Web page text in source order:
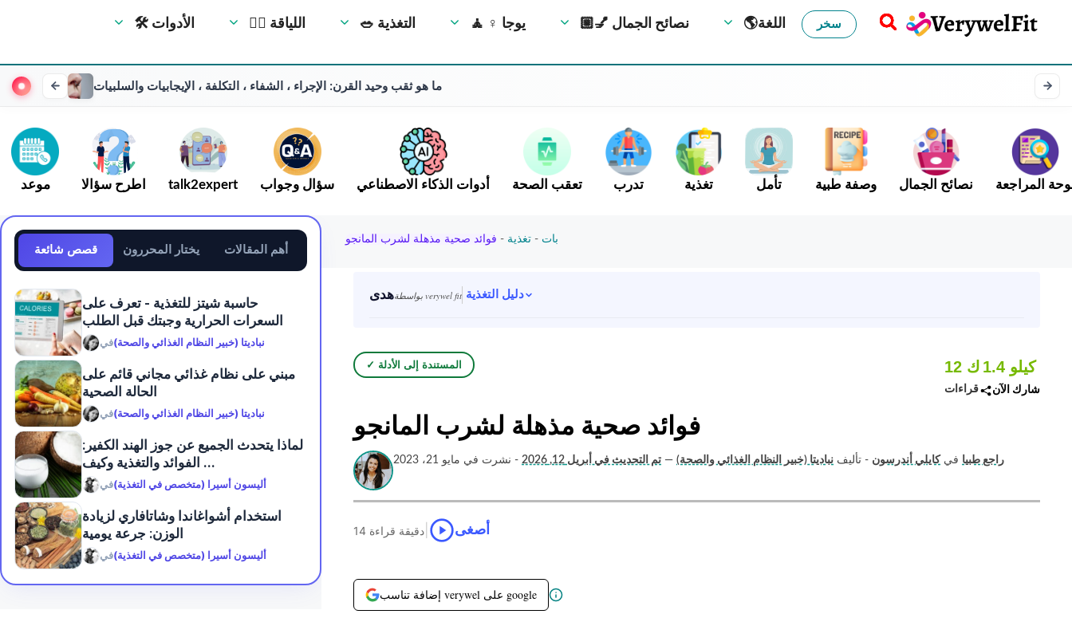
🛠 الأدوات 🏋️‍♀️ اللياقة 🥗 التغذية 🧘 ‍♀️ يوجا 💅🏼 نصائح الجمال 🌎اللغة سخر
ما هو ثقب وحيد القرن: الإجراء ، الشفاء ، التكلفة ، الإيجابيات والسلبيات
موعد اطرح سؤالا talk2expert سؤال وجواب أدوات الذكاء الاصطناعي تعقب الصحة تدرب تغذية تأمل وصفة طبية نصائح الجمال المراجعة
بات - تغذية - فوائد صحية مذهلة لشرب المانجو
هدى بواسطة verywel fit دليل التغذية
✓ المستندة إلى الأدلة 12 ك
قراءات
1.4 كيلو
شارك الآن
فوائد صحية مذهلة لشرب المانجو
راجع طبيا في كايلي أندرسون - تأليف نباديتا (خبير النظام الغذائي والصحة) — تم التحديث في أبريل 12, 2026 - نشرت في مايو 21، 2023
14 دقيقة قراءة أصغى
إضافة تناسب verywel على google
قصص شائعة يختار المحررون أهم المقالات
حاسبة شيتز للتغذية - تعرف على
السعرات الحرارية وجبتك قبل الطلب
فينباديتا (خبير النظام الغذائي والصحة)
مبني على نظام غذائي مجاني قائم على
الحالة الصحية
فينباديتا (خبير النظام الغذائي والصحة)
لماذا يتحدث الجميع عن جوز الهند الكفير:
الفوائد والتغذية وكيف ...
فيأليسون أسيرا (متخصص في التغذية)
استخدام أشواغاندا وشاتافاري لزيادة
الوزن: جرعة يومية
فيأليسون أسيرا (متخصص في التغذية)